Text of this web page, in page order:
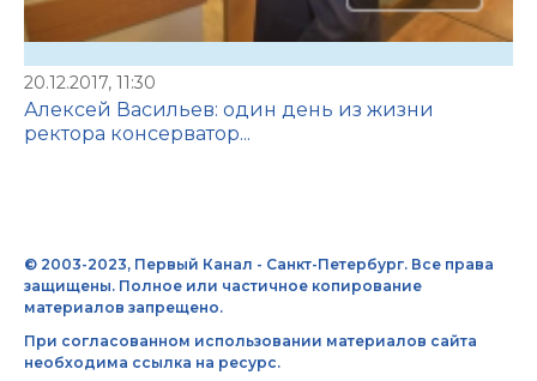
20.12.2017, 11:30
Алексей Васильев: один день из жизни
ректора консерватор...
© 2003-2023, Первый Канал - Санкт-Петербург. Все права
защищены. Полное или частичное копирование
материалов запрещено.
При согласованном использовании материалов сайта
необходима ссылка на ресурс.